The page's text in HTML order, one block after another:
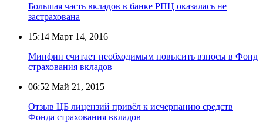
Большая часть вкладов в банке РПЦ оказалась не
застрахована
15:14 Март 14, 2016
Минфин считает необходимым повысить взносы в Фонд
страхования вкладов
06:52 Май 21, 2015
Отзыв ЦБ лицензий привёл к исчерпанию средств
Фонда страхования вкладов